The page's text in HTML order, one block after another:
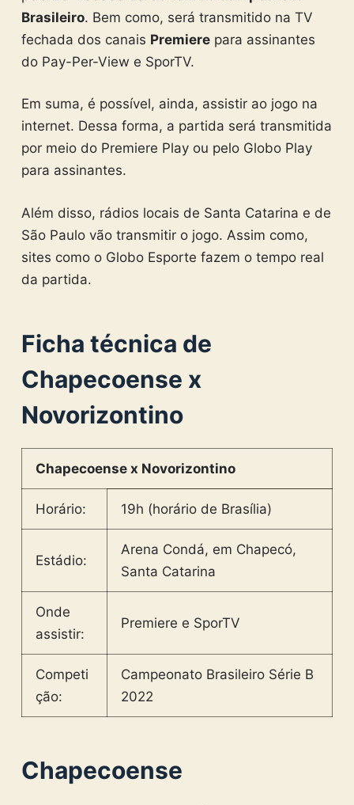
Brasileiro. Bem como, será transmitido na TV
fechada dos canais Premierepara assinantes
do Pay-Per-View e SporTV.
Em suma, é possível, ainda, assistir ao jogo na
internet. Dessa forma, a partida será transmitida
por meio do Premiere Play ou pelo Globo Play
para assinantes.
Além disso, rádios locais de Santa Catarina e de
São Paulo vão transmitir o jogo. Assim como,
sites como o Globo Esporte fazem o tempo real
da partida.
Ficha técnica de
Chapecoense x
Novorizontino
Chapecoense x Novorizontino
Horário: 19h (horário de Brasília)
Estádio:
Arena Condá, em Chapecó,
Santa Catarina
Onde
assistir:
Premiere e SporTV
Competi
ção:
Campeonato Brasileiro Série B
2022
Chapecoense